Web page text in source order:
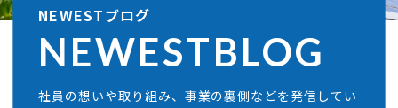
NEWESTブログ
NEWESTBLOG
社員の想いや取り組み、事業の裏側などを発信してい